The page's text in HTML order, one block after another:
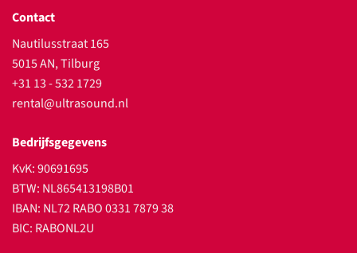
Contact
Nautilusstraat 165
5015 AN, Tilburg
+31 13 - 532 1729
rental@ultrasound.nl
Bedrijfsgegevens
KvK: 90691695
BTW: NL865413198B01
IBAN: NL72 RABO 0331 7879 38
BIC: RABONL2U